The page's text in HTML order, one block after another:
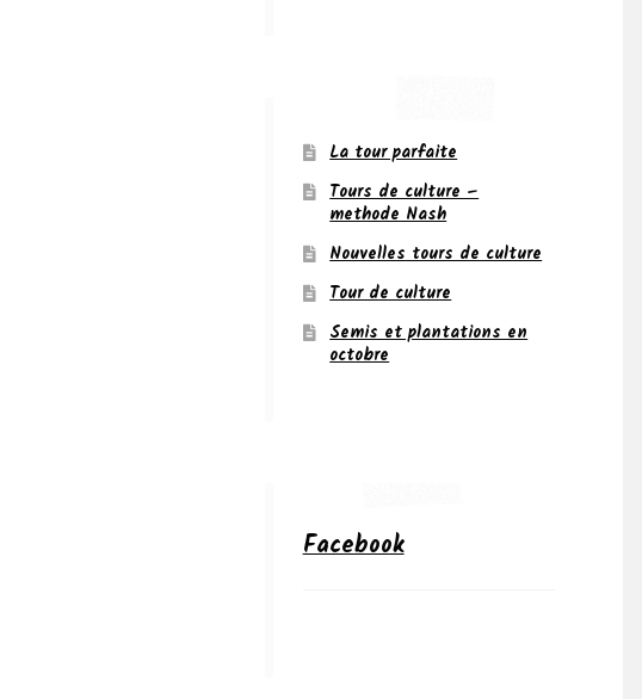
La tour parfaite
Tours de culture –
methode Nash
Nouvelles tours de culture
Tour de culture
Semis et plantations en
octobre
Facebook